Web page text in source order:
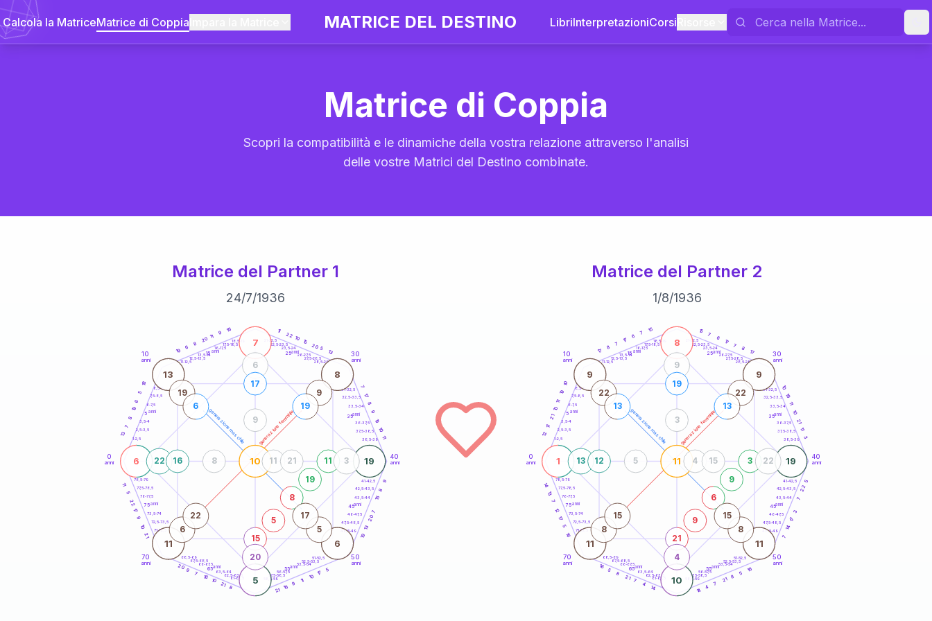
Calcola la MatriceMatrice di Coppia MATRICE DEL DESTINO LibriInterpretazioniCorsi
Matrice di Coppia
Scopri la compatibilità e le dinamiche della vostra relazione attraverso l'analisi
delle vostre Matrici del Destino combinate.
Matrice del Partner 1
24/7/1936
generazione maschile generazione femminile
0
anni
10
anni
30
anni
40
anni
50
anni
70
anni
1-2,5
2,5-3,5
3,5-4
6-7,5
7,5-8,5
8,5-9
11-12,5
12,5-13,5
13,5-14
16-17,5
17,5-18,5
18,5-19
21-22,5
22,5-23,5
23,5-24
26-27,5
27,5-28,5
28,5-29
31-32,5
32,5-33,5
33,5-34
36-37,5
37,5-38,5
38,5-39
41-42,5
42,5-43,5
43,5-44
46-47,5
47,5-48,5
48,5-49
51-52,5
52,5-53,5
53,5-54
56-57,5
57,5-58,5
58,5-59
61-62,5
62,5-63,5
63,5-64
66-67,5
67,5-68,5
68,5-69
71-72,5
72,5-73,5
73,5-74
76-77,5
77,5-78,5
78,5-79
13
7
8
19
6
5
18
19
6
8
20 11
9
16 11
22 10
15
20 5
13
7
17
8
9
19
10
11
9
8
15
7
20
13
19
5
17
10
11
9
16
21
8
21
10
16
7
9
20
21
10
9
17
22
5
11
6
7
19
5
10
13 8
11 6
15
5
8
19
11
22
6
3
20
16
17
11 21
8
9
19
6
9
19
6
22
5
17
5 anni
15 anni 25anni
35anni
45anni
55anni
65anni
75anni
Matrice del Partner 2
1/8/1936
generazione maschile generazione femminile
0
anni
10
anni
30
anni
40
anni
50
anni
70
anni
1-2,5
2,5-3,5
3,5-4
6-7,5
7,5-8,5
8,5-9
11-12,5
12,5-13,5
13,5-14
16-17,5
17,5-18,5
18,5-19
21-22,5
22,5-23,5
23,5-24
26-27,5
27,5-28,5
28,5-29
31-32,5
32,5-33,5
33,5-34
36-37,5
37,5-38,5
38,5-39
41-42,5
42,5-43,5
43,5-44
46-47,5
47,5-48,5
48,5-49
51-52,5
52,5-53,5
53,5-54
56-57,5
57,5-58,5
58,5-59
61-62,5
62,5-63,5
63,5-64
66-67,5
67,5-68,5
68,5-69
71-72,5
72,5-73,5
73,5-74
76-77,5
77,5-78,5
78,5-79
12
11
21
10
11
19
10
17
8
7
17
6
7
15 15
7
6
17
7
8
17
10
19
11
10
21
11
3
5
22
7
3
17
14
7
16
5
8
21
7
4
14
14
4
7
21
8
5
16
16
5
17
12
7
13
14
1
8
19
10
11
9 9
11 11
21
9
6
9
3
13
9
22
4
12
19
4 15
5
3
22
13
22
13
8
15
8
15
5 anni
15 anni 25anni
35anni
45anni
55anni
65anni
75anni